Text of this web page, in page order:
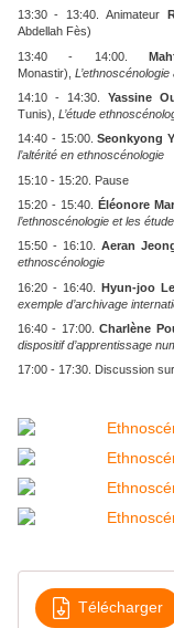
13:30 - 13:40. Animateur
Abdellah Fès)
13:40 - 14:00.
Monastir),
14:10 - 14:30.
Yassine
Tunis), L’étude
14:40 - 15:00.Seonkyong
l’altérité en ethnoscénologie
15:10 - 15:20. Pause
15:20 - 15:40.Éléonore
l’ethnoscénologie et les
15:50 - 16:10.Aeran
ethnoscénologie
16:20 - 16:40. Hyun-joo
exemple d’archivage
16:40 - 17:00.Charlène
dispositif d’apprentissage
17:00 - 17:30. Discussion
Télécharger